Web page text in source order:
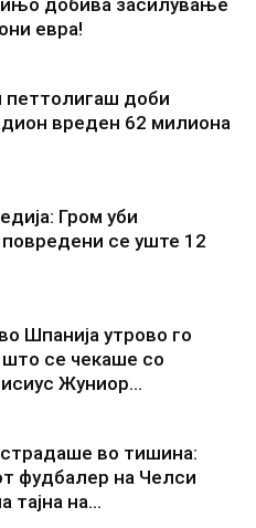
евра!
петтолигаш доби
вреден 62 милиона
Гром уби
се уште 12
Шпанија утрово го
што се чекаше со
Жуниор...
во тишина:
фудбалер на Челси
тајна на...